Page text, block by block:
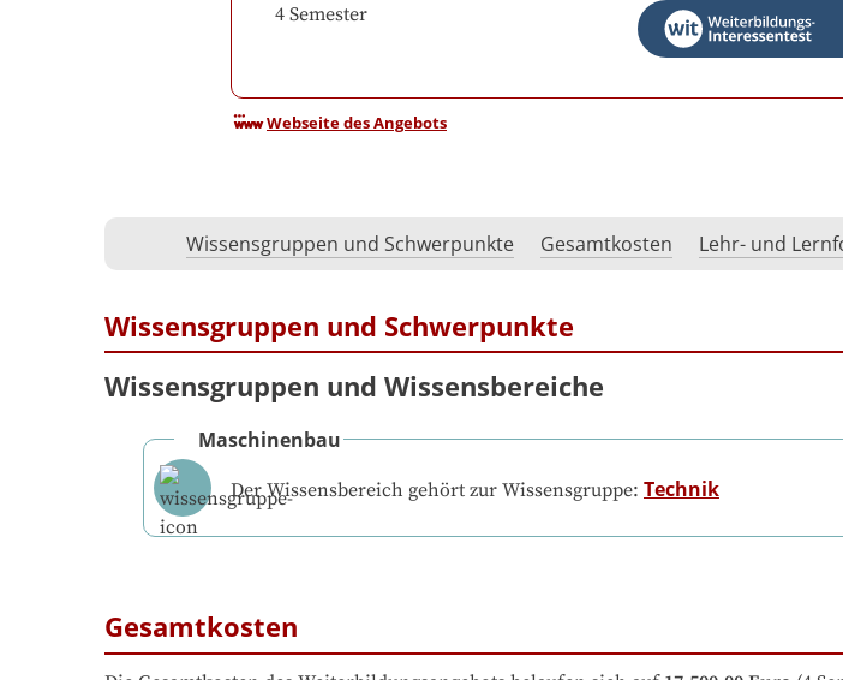
4 Semester
Webseite des Angebots
Wissensgruppen und Schwerpunkte Gesamtkosten Lehr- und
Wissensgruppen und Schwerpunkte
Wissensgruppen und Wissensbereiche
Maschinenbau
Der Wissensbereich gehört zur Wissensgruppe: Technik
Gesamtkosten